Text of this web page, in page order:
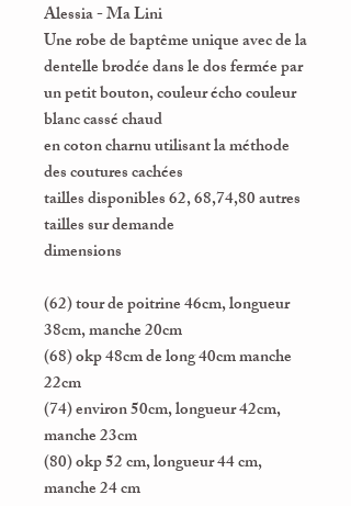
Alessia - Ma Lini
Une robe de baptême unique avec de la
dentelle brodée dans le dos fermée par
un petit bouton, couleur écho couleur
blanc cassé chaud
en coton charnu utilisant la méthode
des coutures cachées
tailles disponibles 62, 68,74,80 autres
tailles sur demande
dimensions
(62) tour de poitrine 46cm, longueur
38cm, manche 20cm
(68) okp 48cm de long 40cm manche
22cm
(74) environ 50cm, longueur 42cm,
manche 23cm
(80) okp 52 cm, longueur 44 cm,
manche 24 cm